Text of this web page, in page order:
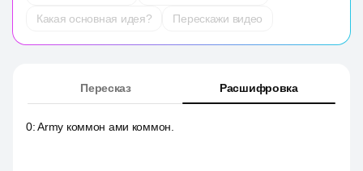
Какая основная идея?
Перескажи видео
Пересказ Расшифровка
0:Army коммон ами коммон.